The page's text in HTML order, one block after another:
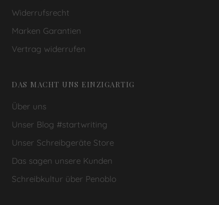
diese Regelung, um Missverständnisse bezüglich
Lieferterminen oder Fristen zu vermeiden.
Widerrufsrecht
Marken Garantien
Vertrag widerrufen
DAS MACHT UNS EINZIGARTIG
Über uns
Unser Blog #startwriting
Unser Schreibgeräte Store
Das sagen unsere Kunden
Schreibkultur über Penoblo